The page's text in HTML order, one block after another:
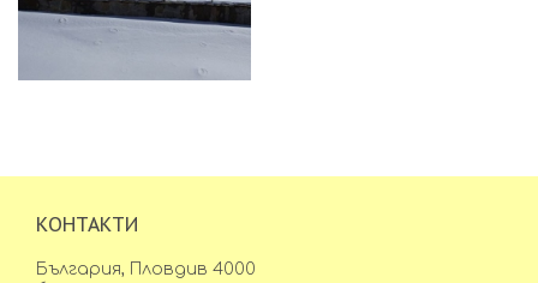
КОНТАКТИ
България, Пловдив 4000